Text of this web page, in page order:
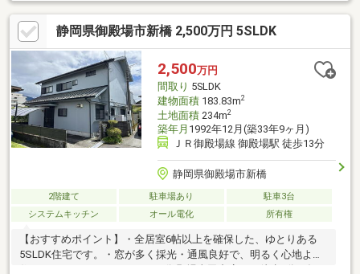
静岡県御殿場市新橋 2,500万円 5SLDK
2,500万円
間取り 5SLDK
建物面積183.83m2
土地面積234m2
築年月 1992年12月(築33年9ヶ月)
ＪＲ御殿場線 御殿場駅 徒歩13分
静岡県御殿場市新橋
2階建て 駐車場あり
駐車3台
システムキッチン
オール電化 所有権
【おすすめポイント】・全居室6帖以上を確保した、ゆとりある
5SLDK住宅です。・窓が多く採光・通風良好で、明るく心地よい